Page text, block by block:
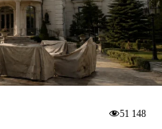
51 148